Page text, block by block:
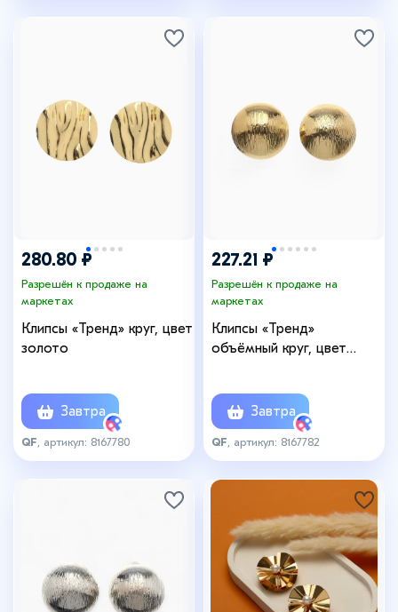
280.80 ₽
Разрешён к продаже на
маркетах
Клипсы «Тренд» круг, цвет
золото
Завтра
QF , артикул: 8167780
227.21 ₽
Разрешён к продаже на
маркетах
Клипсы «Тренд»
объёмный круг, цвет
Завтра
QF , артикул: 8167782